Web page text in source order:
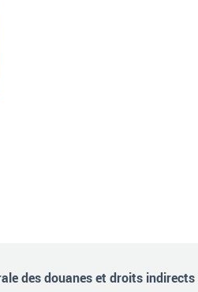
des douanes et droits indirects